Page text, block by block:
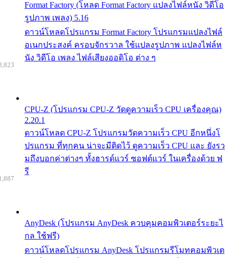
Format Factory (โหลด Format Factory แปลงไฟล์หนัง วิดีโอ
รูปภาพ เพลง) 5.16
ดาวน์โหลดโปรแกรม Format Factory โปรแกรมแปลงไฟล์
อเนกประสงค์ ครอบจักรวาล ใช้แปลงรูปภาพ แปลงไฟล์ห
นัง วิดีโอ เพลง ไฟล์เสียงออดิโอ ต่าง ๆ
CPU-Z (โปรแกรม CPU-Z วัดดูความเร็ว CPU เครื่องคุณ)
2.20.1
ดาวน์โหลด CPU-Z โปรแกรมวัดความเร็ว CPU อีกหนึ่งโ
ปรแกรม ที่ทุกคน น่าจะมีติดไว้ ดูความเร็ว CPU และ ยังรว
มถึงบอกค่าต่างๆ ทั้งฮารด์แวร์ ซอฟต์แวร์ ในเครื่องด้วย ฟ
รี
AnyDesk (โปรแกรม AnyDesk ควบคุมคอมพิวเตอร์ระยะไ
กล ใช้ฟรี)
ดาวน์โหลดโปรแกรม AnyDesk โปรแกรมรีโมทคอมพิวเต